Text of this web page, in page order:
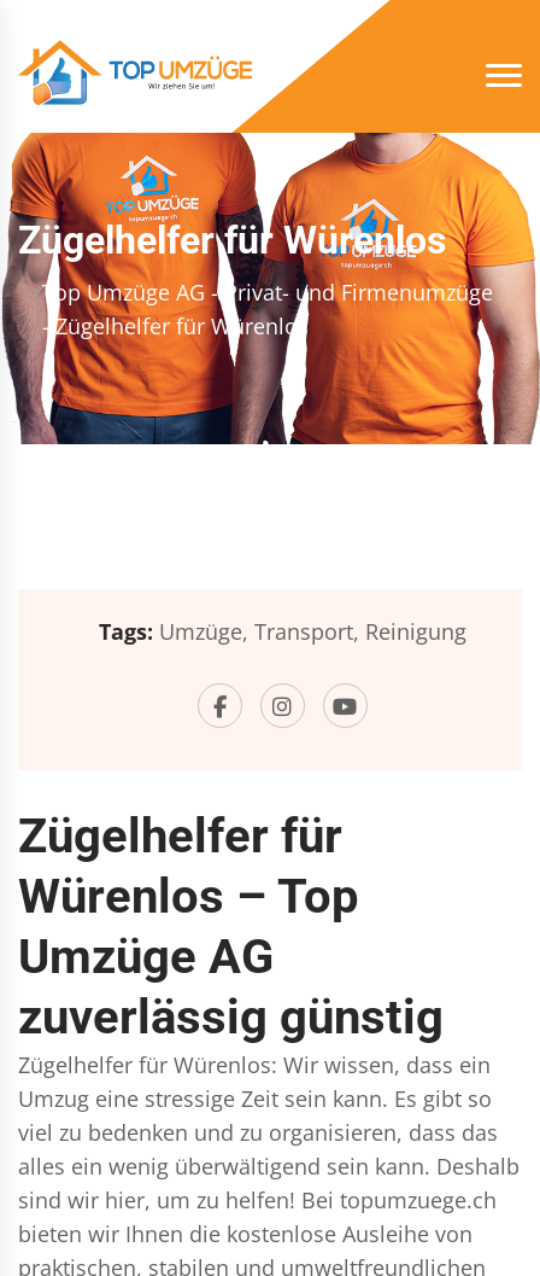
Zügelhelfer für Würenlos
Top Umzüge AG - Privat- und Firmenumzüge
- Zügelhelfer für Würenlos
Tags: Umzüge, Transport, Reinigung
Zügelhelfer für
Würenlos – Top
Umzüge AG
zuverlässig günstig
Zügelhelfer für Würenlos: Wir wissen, dass ein
Umzug eine stressige Zeit sein kann. Es gibt so
viel zu bedenken und zu organisieren, dass das
alles ein wenig überwältigend sein kann. Deshalb
sind wir hier, um zu helfen! Bei topumzuege.ch
bieten wir Ihnen die kostenlose Ausleihe von
praktischen, stabilen und umweltfreundlichen